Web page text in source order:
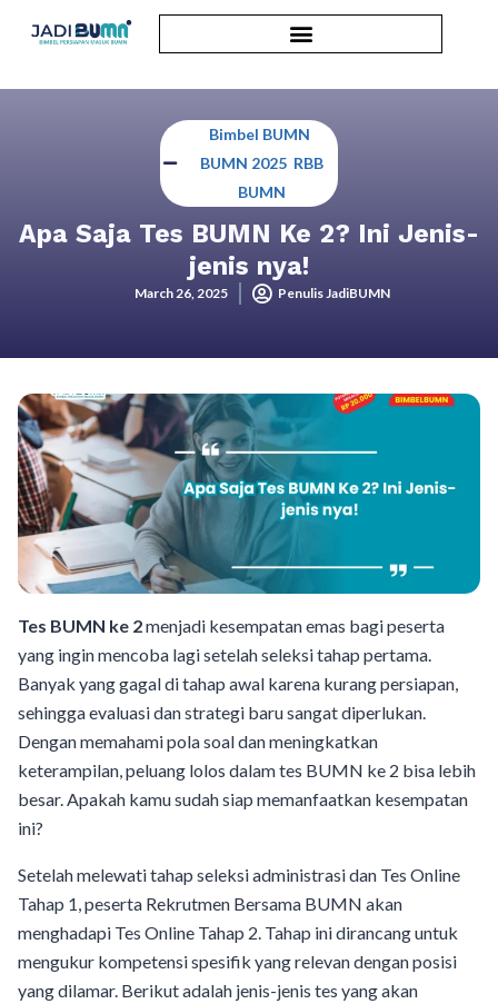
Bimbel BUMN
BUMN 2025, RBB
BUMN
Apa Saja Tes BUMN Ke 2? Ini Jenis-
jenis nya!
March 26, 2025 Penulis JadiBUMN
Tes BUMN ke 2menjadi kesempatan emas bagi peserta
yang ingin mencoba lagi setelah seleksi tahap pertama.
Banyak yang gagal di tahap awal karena kurang persiapan,
sehingga evaluasi dan strategi baru sangat diperlukan.
Dengan memahami pola soal dan meningkatkan
keterampilan, peluang lolos dalam tes BUMN ke 2 bisa lebih
besar. Apakah kamu sudah siap memanfaatkan kesempatan
ini?
​Setelah melewati tahap seleksi administrasi dan Tes Online
Tahap 1, peserta Rekrutmen Bersama BUMN akan
menghadapi Tes Online Tahap 2. Tahap ini dirancang untuk
mengukur kompetensi spesifik yang relevan dengan posisi
yang dilamar. Berikut adalah jenis-jenis tes yang akan